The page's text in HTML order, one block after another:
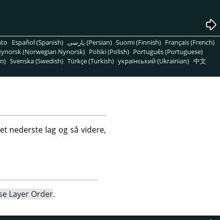
Español (Spanish) پارسی (Persian) Suomi (Finnish) Français (French)
(Norwegian Nynorsk) Polski (Polish) Português (Portuguese)
Svenska (Swedish) Türkçe (Turkish) український (Ukrainian) 中文
nederste lag og så videre,
Layer Order.